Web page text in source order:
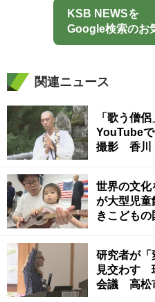
KSB NEWSを
Google検索のお
関連ニュース
「歌う僧
YouTube
撮影 香川
世界の文化
が大型児
きこどもの
研究者が「
見交わす
会議 高松